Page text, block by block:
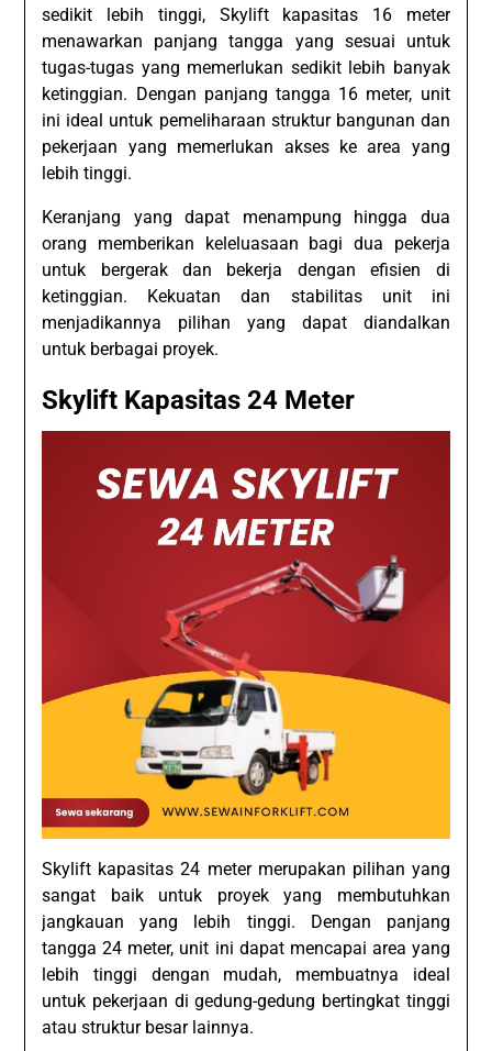
sedikit lebih tinggi, Skylift kapasitas 16 meter
menawarkan panjang tangga yang sesuai untuk
tugas-tugas yang memerlukan sedikit lebih banyak
ketinggian. Dengan panjang tangga 16 meter, unit
ini ideal untuk pemeliharaan struktur bangunan dan
pekerjaan yang memerlukan akses ke area yang
lebih tinggi.
Keranjang yang dapat menampung hingga dua
orang memberikan keleluasaan bagi dua pekerja
untuk bergerak dan bekerja dengan efisien di
ketinggian. Kekuatan dan stabilitas unit ini
menjadikannya pilihan yang dapat diandalkan
untuk berbagai proyek.
Skylift Kapasitas 24 Meter
Skylift kapasitas 24 meter merupakan pilihan yang
sangat baik untuk proyek yang membutuhkan
jangkauan yang lebih tinggi. Dengan panjang
tangga 24 meter, unit ini dapat mencapai area yang
lebih tinggi dengan mudah, membuatnya ideal
untuk pekerjaan di gedung-gedung bertingkat tinggi
atau struktur besar lainnya.